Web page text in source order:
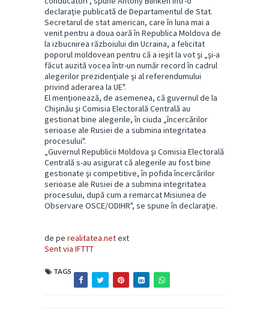
declaraţie publicată de Departamentul de Stat.
Secretarul de stat american, care în luna mai a
venit pentru a doua oară în Republica Moldova de
la izbucnirea războiului din Ucraina, a felicitat
poporul moldovean pentru că a ieşit la vot şi „şi-a
făcut auzită vocea într-un număr record în cadrul
alegerilor prezidenţiale şi al referendumului
privind aderarea la UE".
El menţionează, de asemenea, că guvernul de la
Chişinău şi Comisia Electorală Centrală au
gestionat bine alegerile, în ciuda „încercărilor
serioase ale Rusiei de a submina integritatea
procesului".
„Guvernul Republicii Moldova şi Comisia Electorală
Centrală s-au asigurat că alegerile au fost bine
gestionate şi competitive, în pofida încercărilor
serioase ale Rusiei de a submina integritatea
procesului, după cum a remarcat Misiunea de
Observare OSCE/ODIHR", se spune în declaraţie.
de pe realitatea.netext
Sent via IFTTT
TAGS